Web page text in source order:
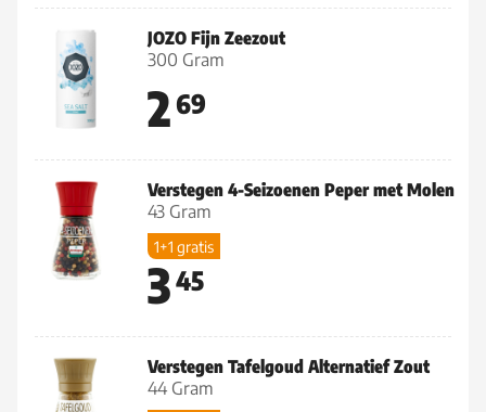
JOZO Fijn Zeezout
300 Gram
269
Verstegen 4-Seizoenen Peper met Molen
43 Gram
1+1 gratis
345
Verstegen Tafelgoud Alternatief Zout
44 Gram